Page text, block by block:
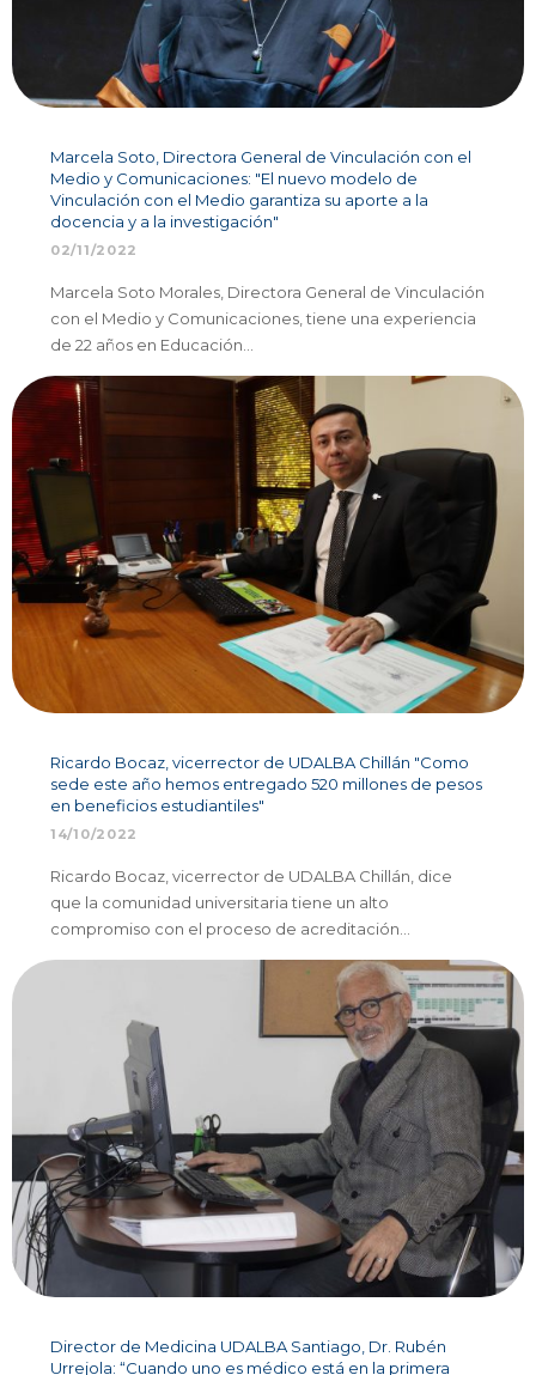
Marcela Soto, Directora General de Vinculación con el
Medio y Comunicaciones: "El nuevo modelo de
Vinculación con el Medio garantiza su aporte a la
docencia y a la investigación"
02/11/2022
Marcela Soto Morales, Directora General de Vinculación
con el Medio y Comunicaciones, tiene una experiencia
de 22 años en Educación…
Ricardo Bocaz, vicerrector de UDALBA Chillán "Como
sede este año hemos entregado 520 millones de pesos
en beneficios estudiantiles"
14/10/2022
Ricardo Bocaz, vicerrector de UDALBA Chillán, dice
que la comunidad universitaria tiene un alto
compromiso con el proceso de acreditación…
Director de Medicina UDALBA Santiago, Dr. Rubén
Urrejola: “Cuando uno es médico está en la primera